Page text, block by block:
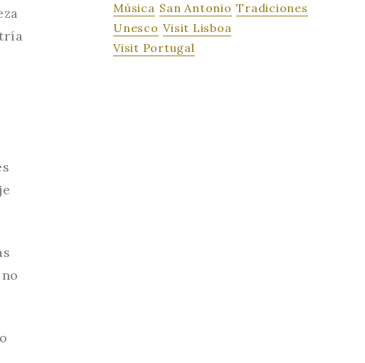
Música San Antonio Tradiciones
Unesco Visit Lisboa
Visit Portugal